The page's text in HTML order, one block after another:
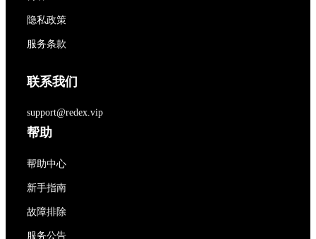
隐私政策
服务条款
联系我们
support@redex.vip
帮助
帮助中心
新手指南
故障排除
服务公告